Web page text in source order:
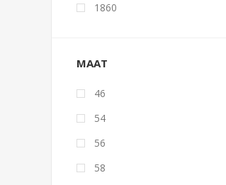
1860
MAAT
46
54
56
58